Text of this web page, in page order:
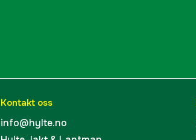
Kontakt oss
info@hylte.no